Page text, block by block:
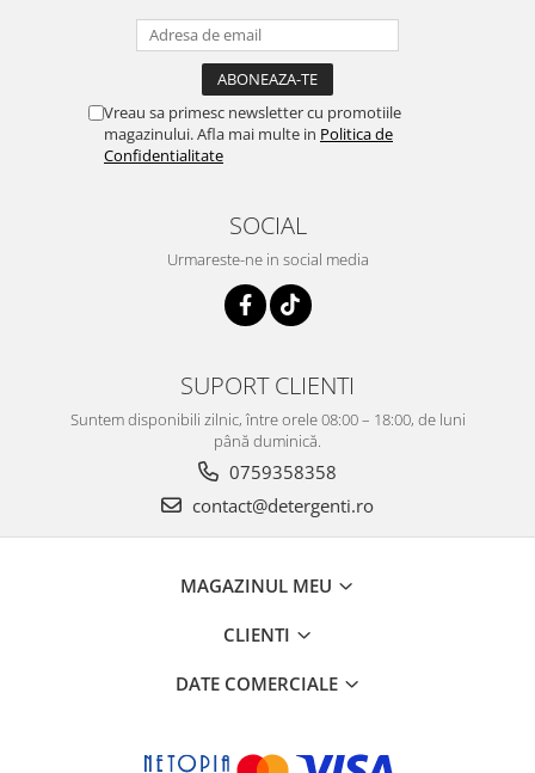
Vreau sa primesc newsletter cu promotiile
magazinului. Afla mai multe in Politica de
Confidentialitate
SOCIAL
Urmareste-ne in social media
SUPORT CLIENTI
Suntem disponibili zilnic, între orele 08:00 – 18:00, de luni
până duminică.
0759358358
contact@detergenti.ro
MAGAZINUL MEU
CLIENTI
DATE COMERCIALE